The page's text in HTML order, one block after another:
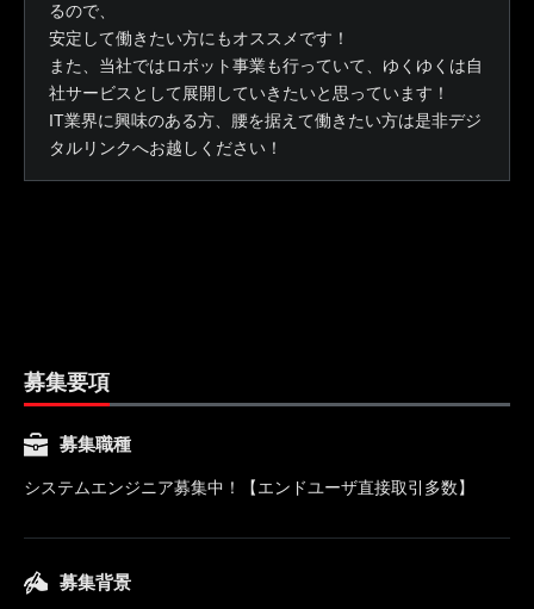
るので、
安定して働きたい方にもオススメです！
また、当社ではロボット事業も行っていて、ゆくゆくは自
社サービスとして展開していきたいと思っています！
IT業界に興味のある方、腰を据えて働きたい方は是非デジ
タルリンクへお越しください！
募集要項
募集職種
システムエンジニア募集中！【エンドユーザ直接取引多数】
募集背景